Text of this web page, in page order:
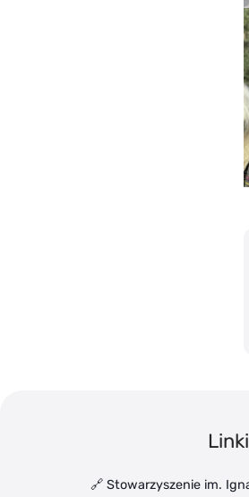
Linki
🔗 Stowarzyszenie im.